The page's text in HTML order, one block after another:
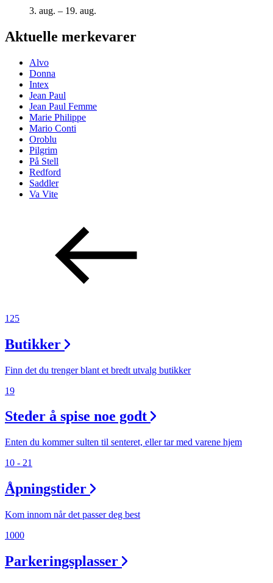
3. aug. – 19. aug.
Aktuelle merkevarer
Alvo
Donna
Intex
Jean Paul
Jean Paul Femme
Marie Philippe
Mario Conti
Oroblu
Pilgrim
På Stell
Redford
Saddler
Va Vite
125
Butikker
Finn det du trenger blant et bredt utvalg butikker
19
Steder å spise noe godt
Enten du kommer sulten til senteret, eller tar med varene hjem
10 - 21
Åpningstider
Kom innom når det passer deg best
1000
Parkeringsplasser